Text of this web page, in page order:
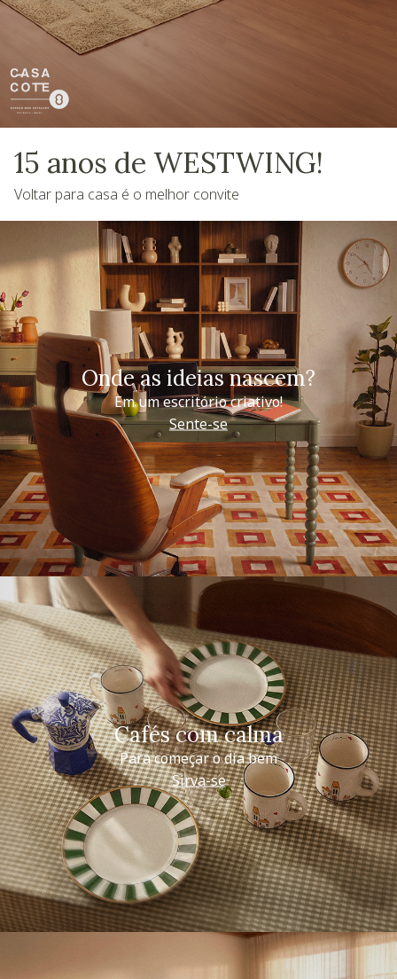
15 anos de WESTWING!
Voltar para casa é o melhor convite
Onde as ideias nascem?
Em um escritório criativo!
Sente-se
Cafés com calma
Para começar o dia bem
Sirva-se